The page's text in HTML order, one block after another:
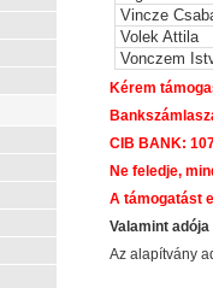
Vincze
Volek Attila
Vonczem
Kérem
CIB BANK:
Ne feledje,
A támogatást
Valamint
Az alapítvány